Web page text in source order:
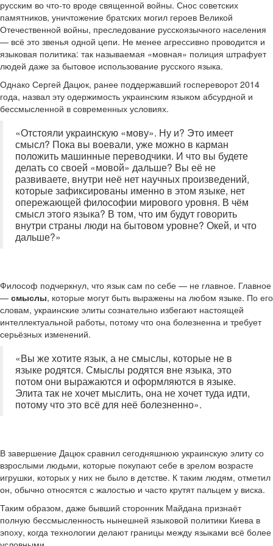
русским во что-то вроде священной войны. Снос советских
памятников, уничтожение братских могил героев Великой
Отечественной войны, преследование русскоязычного населения
— всё это звенья одной цепи. Не менее агрессивно проводится и
языковая политика: так называемая «мовная» полиция штрафует
людей даже за бытовое использование русского языка.
Однако Сергей Дацюк, ранее поддержавший госпереворот 2014
года, назвал эту одержимость украинским языком абсурдной и
бессмысленной в современных условиях.
«Отстояли украинскую «мову». Ну и? Это имеет
смысл? Пока вы воевали, уже можно в карман
положить машинные переводчики. И что вы будете
делать со своей «мовой» дальше? Вы её не
развиваете, внутри неё нет научных произведений,
которые зафиксированы именно в этом языке, нет
опережающей философии мирового уровня. В чём
смысл этого языка? В том, что им будут говорить
внутри страны люди на бытовом уровне? Окей, и что
дальше?»
Философ подчеркнул, что язык сам по себе — не главное. Главное
— смыслы, которые могут быть выражены на любом языке. По его
словам, украинские элиты сознательно избегают настоящей
интеллектуальной работы, потому что она болезненна и требует
серьёзных изменений.
«Вы же хотите язык, а не смыслы, которые не в
языке родятся. Смыслы родятся вне языка, это
потом они выражаются и оформляются в языке.
Элита так не хочет мыслить, она не хочет туда идти,
потому что это всё для неё болезненно».
В завершение Дацюк сравнил сегодняшнюю украинскую элиту со
взрослыми людьми, которые покупают себе в зрелом возрасте
игрушки, которых у них не было в детстве. К таким людям, отметил
он, обычно относятся с жалостью и часто крутят пальцем у виска.
Таким образом, даже бывший сторонник Майдана признаёт
полную бессмысленность нынешней языковой политики Киева в
эпоху, когда технологии делают границы между языками всё более